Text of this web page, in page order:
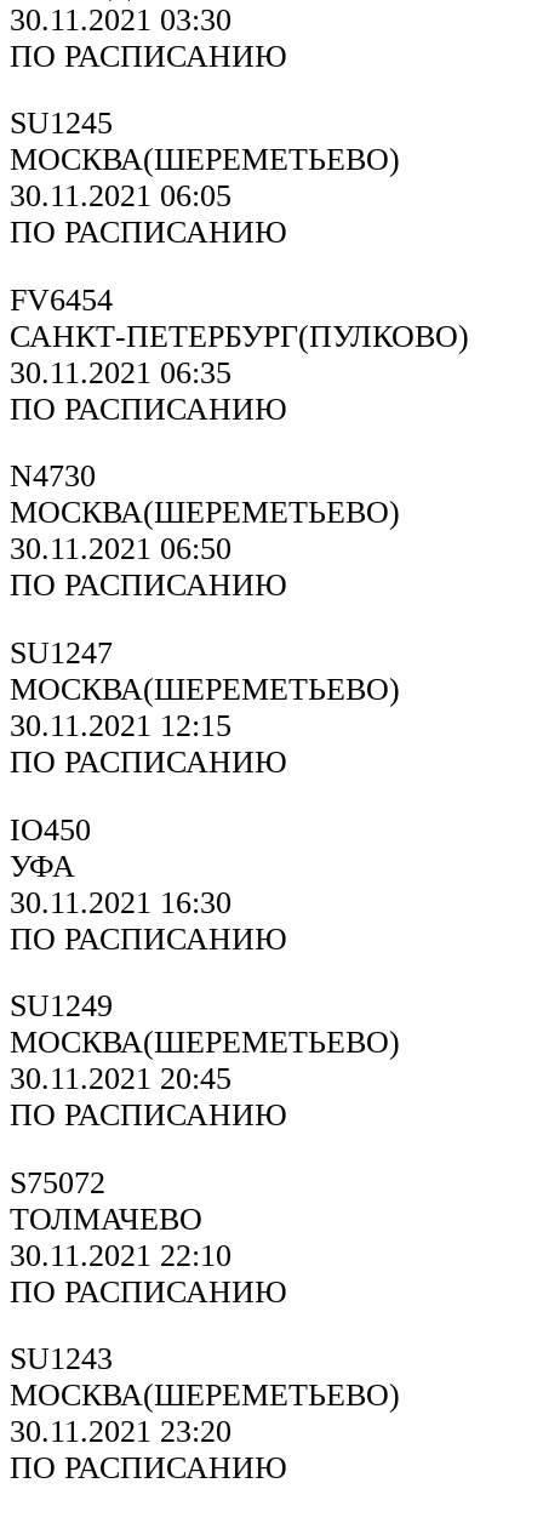
30.11.2021 03:30
ПО РАСПИСАНИЮ
SU1245
МОСКВА(ШЕРЕМЕТЬЕВО)
30.11.2021 06:05
ПО РАСПИСАНИЮ
FV6454
САНКТ-ПЕТЕРБУРГ(ПУЛКОВО)
30.11.2021 06:35
ПО РАСПИСАНИЮ
N4730
МОСКВА(ШЕРЕМЕТЬЕВО)
30.11.2021 06:50
ПО РАСПИСАНИЮ
SU1247
МОСКВА(ШЕРЕМЕТЬЕВО)
30.11.2021 12:15
ПО РАСПИСАНИЮ
IO450
УФА
30.11.2021 16:30
ПО РАСПИСАНИЮ
SU1249
МОСКВА(ШЕРЕМЕТЬЕВО)
30.11.2021 20:45
ПО РАСПИСАНИЮ
S75072
ТОЛМАЧЕВО
30.11.2021 22:10
ПО РАСПИСАНИЮ
SU1243
МОСКВА(ШЕРЕМЕТЬЕВО)
30.11.2021 23:20
ПО РАСПИСАНИЮ